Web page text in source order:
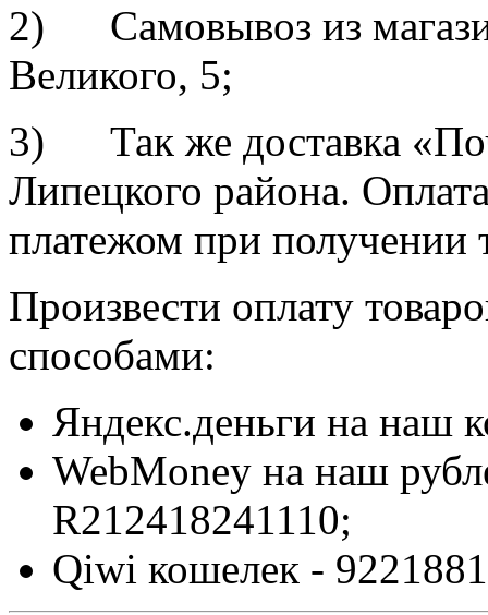
2) Самовывоз из
Великого, 5;
3) Так же доставка
Липецкого района.
платежом при получении
Произвести оплату
способами:
Яндекс.деньги на наш
WebMoney на наш
R212418241110;
Qiwi кошелек -